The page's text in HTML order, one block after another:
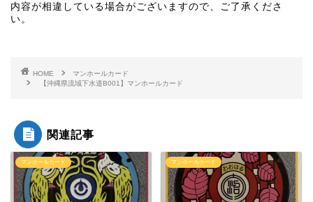
内容が相違している場合がございますので、ご了承くださ
い。
HOME
マンホールカード
【沖縄県流域下水道B001】マンホールカード
関連記事
マンホールカード マンホールカード